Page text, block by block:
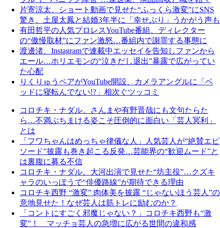
片寄涼太、ショート動画で見せた“ふっくら激変”にSNS
驚き、土屋太鳳と結婚3年半に「幸せぶり」うかがう声も
有田哲平の人気プロレスYouTube番組、ディレクター
の“傲慢取材”にファン激怒…番組内で謝罪する事態に
渡邊渚、Instagramで連載中エッセイを告知しファンから
エール…ホリエモンの“泣きだし退出”暴露で広がってい
た心配
りくりゅうペアがYouTube開設、カメラアングルに「ベ
ッドに寝転んでない!?」相次ぐツッコミ
コロチキ・ナダル、さんまや有野晋哉にも文句たらた
ら…不満ぶちまける姿こそ圧倒的に面白い「芸人冥利」
とは
「フワちゃんはめっちゃ律儀な人」人気芸人が“絶賛エピ
ソード”披露も巻き起こる反発…芸能界の“歓迎ムード”と
は裏腹に募る不信
コロチキ・ナダル、大河出演で見せた“坊主役”…クズキ
ャラのいっぽうで“俳優路線”が期待できる理由
コロチキ西野 “激変” 肉体美を披露 “じゃないほう芸人”の
意地見せた！なぜ芸人は筋トレに励むのか？
「コントにすごく邪魔じゃない？」コロチキ西野も“激
変”！ マッチョ芸人の急増に広がる世間の違和感